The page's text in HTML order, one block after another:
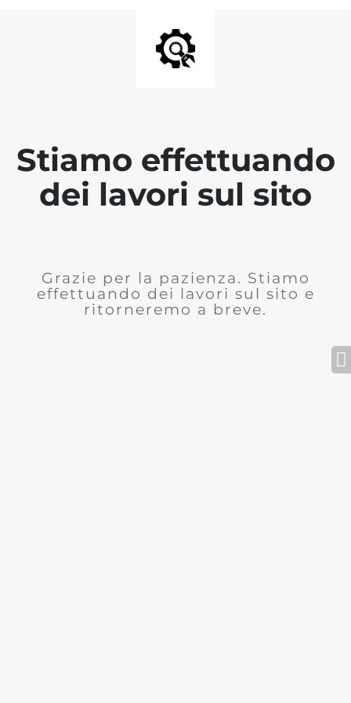
Stiamo effettuando
dei lavori sul sito
Grazie per la pazienza. Stiamo
effettuando dei lavori sul sito e
ritorneremo a breve.